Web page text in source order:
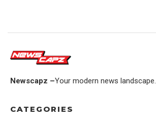
Newscapz –Your modern news landscape.
CATEGORIES